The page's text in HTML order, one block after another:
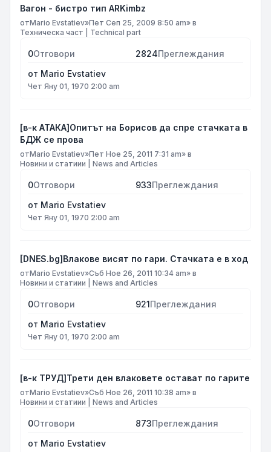
Вагон - бистро тип ARKimbz
отMario Evstatiev»Пет Сеп 25, 2009 8:50 am» в
Техническа част | Technical part
0Отговори 2824Преглеждания
от Mario Evstatiev
Чет Яну 01, 1970 2:00 am
[в-к АТАКА]Опитът на Борисов да спре стачката в
БДЖ се прова
отMario Evstatiev»Пет Ное 25, 2011 7:31 am» в
Новини и статиии | News and Articles
0Отговори 933Преглеждания
от Mario Evstatiev
Чет Яну 01, 1970 2:00 am
[DNES.bg]Влакове висят по гари. Стачката е в ход
отMario Evstatiev»Съб Ное 26, 2011 10:34 am» в
Новини и статиии | News and Articles
0Отговори 921Преглеждания
от Mario Evstatiev
Чет Яну 01, 1970 2:00 am
[в-к ТРУД]Трети ден влаковете остават по гарите
отMario Evstatiev»Съб Ное 26, 2011 10:38 am» в
Новини и статиии | News and Articles
0Отговори 873Преглеждания
от Mario Evstatiev